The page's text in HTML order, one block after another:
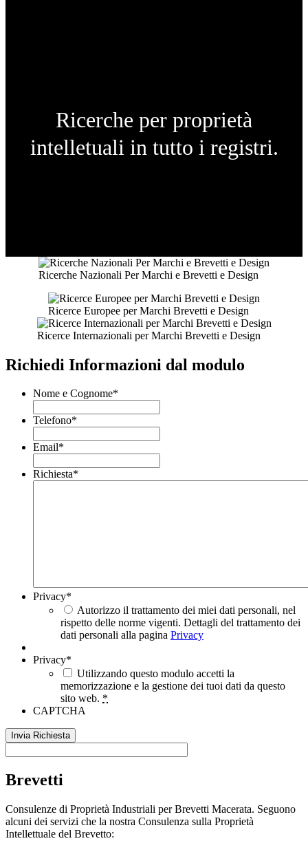
Ricerche per proprietà
intelletuali in tutto i registri.
Ricerche Nazionali Per Marchi e Brevetti e Design
Ricerce Europee per Marchi Brevetti e Design
Ricerce Internazionali per Marchi Brevetti e Design
Richiedi Informazioni dal modulo
Nome e Cognome*
Telefono*
Email*
Richiesta*
Privacy*
Autorizzo il trattamento dei miei dati personali, nel
rispetto delle norme vigenti. Dettagli del trattamento dei
dati personali alla pagina Privacy
Privacy*
Utilizzando questo modulo accetti la
memorizzazione e la gestione dei tuoi dati da questo
sito web. *
CAPTCHA
Brevetti
Consulenze di Proprietà Industriali per Brevetti Macerata. Seguono
alcuni dei servizi che la nostra Consulenza sulla Proprietà
Intellettuale del Brevetto: